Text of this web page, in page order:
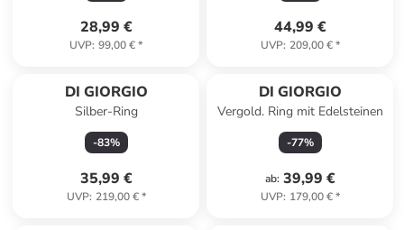
28,99 €
UVP: 99,00 €*
44,99 €
UVP: 209,00 €*
DI GIORGIO
Silber-Ring
-83%
35,99 €
UVP: 219,00 €*
DI GIORGIO
Vergold. Ring mit Edelsteinen
-77%
ab: 39,99 €
UVP: 179,00 €*